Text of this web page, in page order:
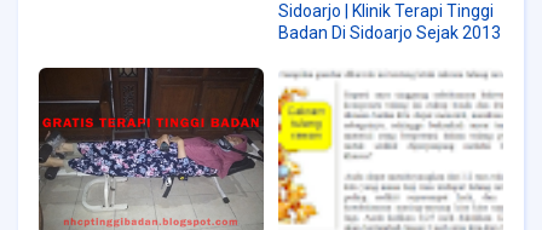
Sidoarjo | Klinik Terapi Tinggi
Badan Di Sidoarjo Sejak 2013